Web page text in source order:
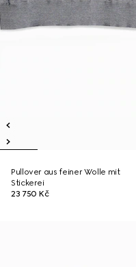
Pullover aus feiner Wolle mit
Stickerei
23 750 Kč